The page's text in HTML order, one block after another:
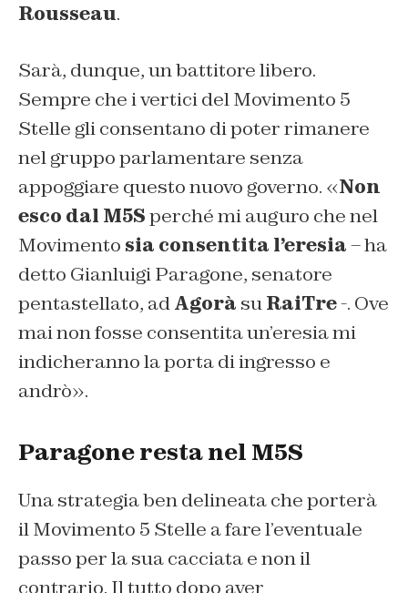
Rousseau.
Sarà, dunque, un battitore libero.
Sempre che i vertici del Movimento 5
Stelle gli consentano di poter rimanere
nel gruppo parlamentare senza
appoggiare questo nuovo governo. «Non
esco dal M5Sperché mi auguro che nel
Movimento sia consentita l’eresia– ha
detto Gianluigi Paragone, senatore
pentastellato, adAgorà suRaiTre-. Ove
mai non fosse consentita un’eresia mi
indicheranno la porta di ingresso e
andrò».
Paragone resta nel M5S
Una strategia ben delineata che porterà
il Movimento 5 Stelle a fare l’eventuale
passo per la sua cacciata e non il
contrario. Il tutto dopo aver